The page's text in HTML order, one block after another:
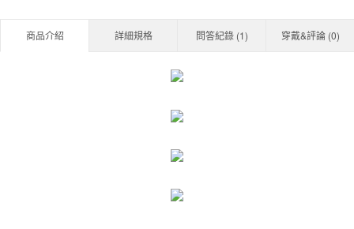
商品介紹 詳細規格 問答紀錄 (1) 穿戴&評論 (0)